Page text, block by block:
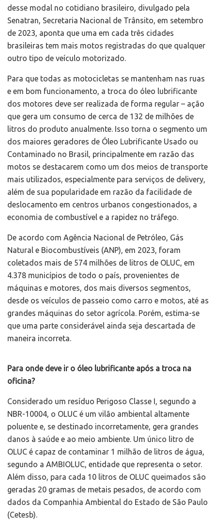
desse modal no cotidiano brasileiro, divulgado pela
Senatran, Secretaria Nacional de Trânsito, em setembro
de 2023, aponta que uma em cada três cidades
brasileiras tem mais motos registradas do que qualquer
outro tipo de veículo motorizado.
Para que todas as motocicletas se mantenham nas ruas
e em bom funcionamento, a troca do óleo lubrificante
dos motores deve ser realizada de forma regular – ação
que gera um consumo de cerca de 132 de milhões de
litros do produto anualmente. Isso torna o segmento um
dos maiores geradores de Óleo Lubrificante Usado ou
Contaminado no Brasil, principalmente em razão das
motos se destacarem como um dos meios de transporte
mais utilizados, especialmente para serviços de delivery,
além de sua popularidade em razão da facilidade de
deslocamento em centros urbanos congestionados, a
economia de combustível e a rapidez no tráfego.
De acordo com Agência Nacional de Petróleo, Gás
Natural e Biocombustíveis (ANP), em 2023, foram
coletados mais de 574 milhões de litros de OLUC, em
4.378 municípios de todo o país, provenientes de
máquinas e motores, dos mais diversos segmentos,
desde os veículos de passeio como carro e motos, até as
grandes máquinas do setor agrícola. Porém, estima-se
que uma parte considerável ainda seja descartada de
maneira incorreta.
Para onde deve ir o óleo lubrificante após a troca na
oficina?
Considerado um resíduo Perigoso Classe I, segundo a
NBR-10004, o OLUC é um vilão ambiental altamente
poluente e, se destinado incorretamente, gera grandes
danos à saúde e ao meio ambiente. Um único litro de
OLUC é capaz de contaminar 1 milhão de litros de água,
segundo a AMBIOLUC, entidade que representa o setor.
Além disso, para cada 10 litros de OLUC queimados são
geradas 20 gramas de metais pesados, de acordo com
dados da Companhia Ambiental do Estado de São Paulo
(Cetesb).